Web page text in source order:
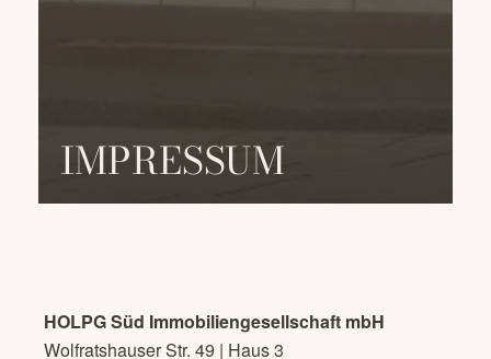
IMPRESSUM
HOLPG Süd Immobiliengesellschaft mbH
Wolfratshauser Str. 49 | Haus 3